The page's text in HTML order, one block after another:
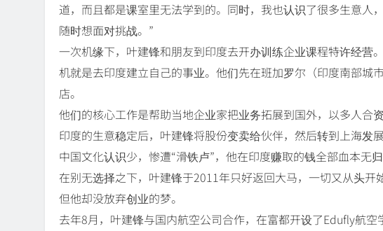
道，而且都是课室里无法学到的。同时，我也认识了很多生意人
随时想面对挑战。”
一次机缘下，叶建锋和朋友到印度去开办训练企业课程特许经营
机就是去印度建立自己的事业。他们先在班加罗尔（印度南部城
店。
他们的核心工作是帮助当地企业家把业务拓展到国外，以多人合
印度的生意稳定后，叶建锋将股份变卖给伙伴，然后转到上海发
中国文化认识少，惨遭“滑铁卢”，他在印度赚取的钱全部血本无归
在别无选择之下，叶建锋于2011年只好返回大马，一切又从头开
但他却没放弃创业的梦。
去年8月，叶建锋与国内航空公司合作，在富都开设了Edufly航空